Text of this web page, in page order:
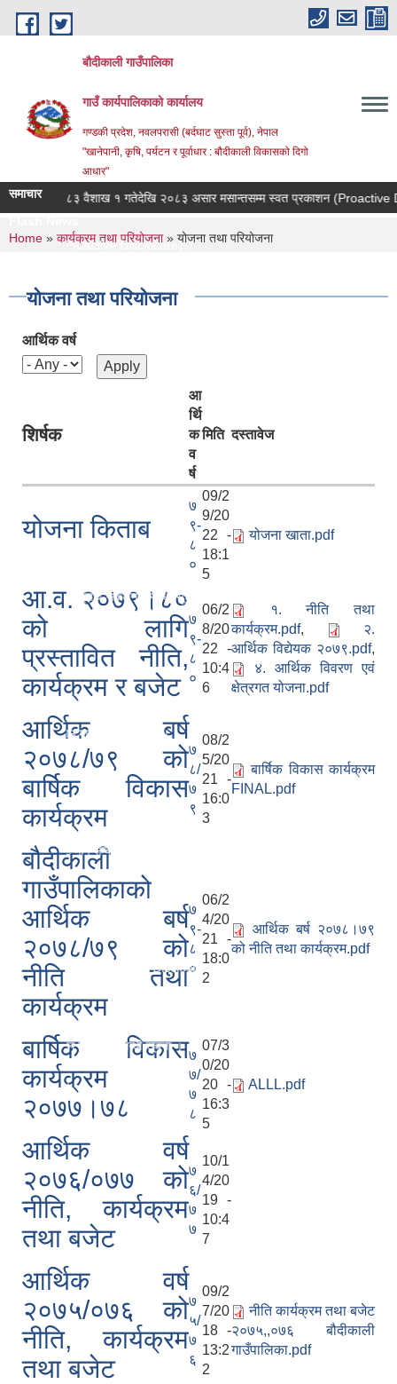
Skip to main content
बौदीकाली गाउँपालिका
गाउँ कार्यपालिकाको कार्यालय
गण्डकी प्रदेश, नवलपरासी (बर्दघाट सुस्ता पूर्व), नेपाल
"खानेपानी, कृषि, पर्यटन र पूर्वाधार : बौदीकाली विकासको दिगो
आधार"
समाचार
२०८३ वैशाख १ गतेदेखि २०८३ असार मसान्तसम्म स्वत प्रकाशन (Proactive
(Proactive Disclosure) ।
कार्यकमका लागि प्रस्ताव आव्हान सम्बन्धी सूचना ।
राय सुझाव संकलन सम्बन्धी सूचना ।
।
माग सम्बन्धी सूचना ।
माग सम्बन्धी सूचना ।
(Proactive Disclosure)
दिनुहुन सम्बन्धी सूचना ।
You are here
Home » कार्यक्रम तथा परियोजना» योजना तथा परियोजना
योजना तथा परियोजना
आर्थिक वर्ष
शिर्षक
आ
र्थि
क
व
र्ष
मिति दस्तावेज
योजना किताब
७
९-
८
०
09/2
9/20
22 -
18:1
5
योजना खाता.pdf
आ.व. २०७९।८०
को लागि
प्रस्तावित नीति,
कार्यक्रम र बजेट
७
९-
८
०
06/2
8/20
22 -
10:4
6
१. नीति तथा
कार्यक्रम.pdf,
२.
आर्थिक विद्येयक २०७९.pdf,
४. आर्थिक विवरण एवं
क्षेत्रगत योजना.pdf
आर्थिक बर्ष
२०७८/७९ को
बार्षिक विकास
कार्यक्रम
७
८/
७
९
08/2
5/20
21 -
16:0
3
बार्षिक विकास कार्यक्रम
FINAL.pdf
बौदीकाली
गाउँपालिकाको
आर्थिक बर्ष
२०७८/७९ को
नीति तथा
कार्यक्रम
७
९-
८
०
06/2
4/20
21 -
18:0
2
आर्थिक बर्ष २०७८।७९
को नीति तथा कार्यक्रम.pdf
बार्षिक विकास
कार्यक्रम
२०७७।७८
७
७/
७
८
07/3
0/20
20 -
16:3
5
ALLL.pdf
आर्थिक वर्ष
२०७६/०७७ को
नीति, कार्यक्रम
तथा बजेट
७
६/
७
७
10/1
4/20
19 -
10:4
7
आर्थिक वर्ष
२०७५/०७६ को
नीति, कार्यक्रम
तथा बजेट
७
५/
७
६
09/2
7/20
18 -
13:2
2
नीति कार्यक्रम तथा बजेट
२०७५,,०७६ बौदीकाली
गाउँपालिका.pdf